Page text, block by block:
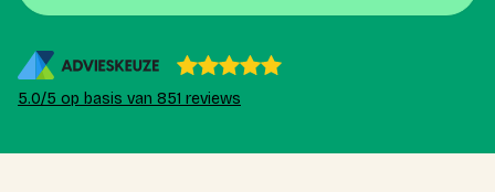
5.0/5 op basis van 851 reviews